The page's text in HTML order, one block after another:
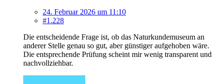
24. Februar 2026 um 11:10
#1.228
Die entscheidende Frage ist, ob das Naturkundemuseum an
anderer Stelle genau so gut, aber günstiger aufgehoben wäre.
Die entsprechende Prüfung scheint mir wenig transparent und
nachvollziehbar.